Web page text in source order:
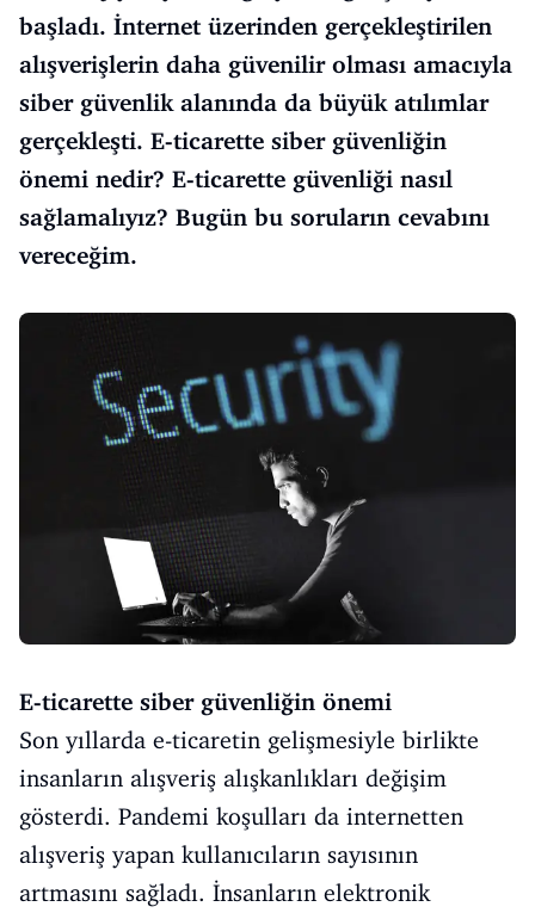
başladı. İnternet üzerinden gerçekleştirilen
alışverişlerin daha güvenilir olması amacıyla
siber güvenlik alanında da büyük atılımlar
gerçekleşti. E-ticarette siber güvenliğin
önemi nedir? E-ticarette güvenliği nasıl
sağlamalıyız? Bugün bu soruların cevabını
vereceğim.
E-ticarette siber güvenliğin önemi
Son yıllarda e-ticaretin gelişmesiyle birlikte
insanların alışveriş alışkanlıkları değişim
gösterdi. Pandemi koşulları da internetten
alışveriş yapan kullanıcıların sayısının
artmasını sağladı. İnsanların elektronik